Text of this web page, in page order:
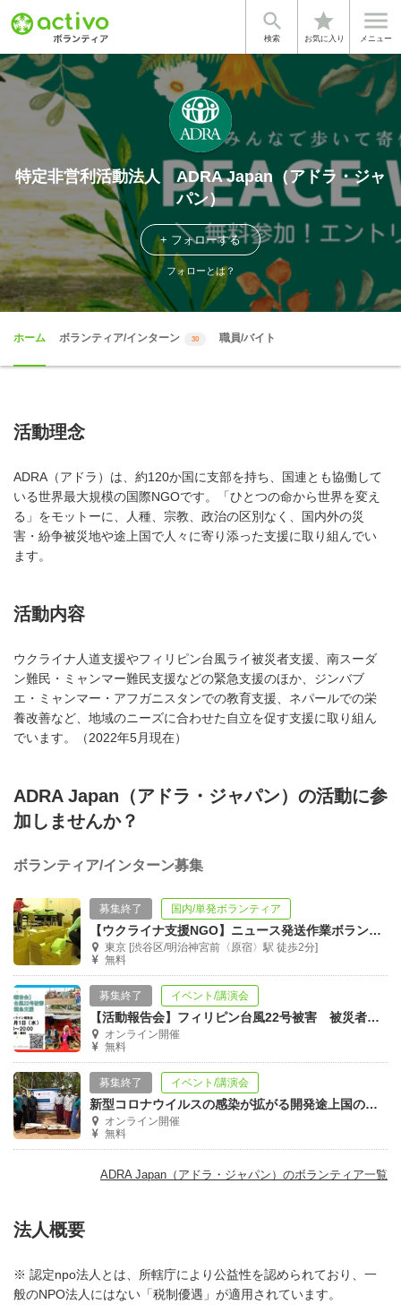

検索
star
お気に入り

メニュー
特定非営利活動法人 ADRA Japan（アドラ・ジャ
パン）
+ フォローする
フォローとは？
ホーム ボランティア/インターン 30 職員/バイト
活動理念
ADRA（アドラ）は、約120か国に支部を持ち、国連とも協働して
いる世界最大規模の国際NGOです。「ひとつの命から世界を変え
る」をモットーに、人種、宗教、政治の区別なく、国内外の災
害・紛争被災地や途上国で人々に寄り添った支援に取り組んでい
ます。
活動内容
ウクライナ人道支援やフィリピン台風ライ被災者支援、南スーダ
ン難民・ミャンマー難民支援などの緊急支援のほか、ジンバブ
エ・ミャンマー・アフガニスタンでの教育支援、ネパールでの栄
養改善など、地域のニーズに合わせた自立を促す支援に取り組ん
でいます。（2022年5月現在）
ADRA Japan（アドラ・ジャパン）の活動に参
加しませんか？
ボランティア/インターン募集
募集終了 国内/単発ボランティア
【ウクライナ支援NGO】ニュース発送作業ボランティアを大募集！
東京 [渋谷区/明治神宮前〈原宿〉駅 徒歩2分]
無料
募集終了 イベント/講演会
【活動報告会】フィリピン台風22号被害 被災者緊急支援
オンライン開催
無料
募集終了 イベント/講演会
新型コロナウイルスの感染が拡がる開発途上国の今（ADRAオンライン報告会）
オンライン開催
無料
ADRA Japan（アドラ・ジャパン）のボランティア一覧
法人概要
※ 認定npo法人とは、所轄庁により公益性を認められており、一
般のNPO法人にはない「税制優遇」が適用されています。